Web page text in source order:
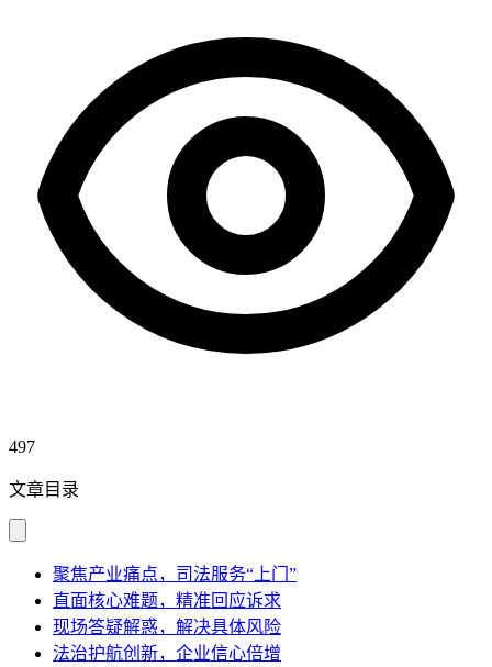
497
文章目录
聚焦产业痛点，司法服务“上门”
直面核心难题，精准回应诉求
现场答疑解惑，解决具体风险
法治护航创新，企业信心倍增